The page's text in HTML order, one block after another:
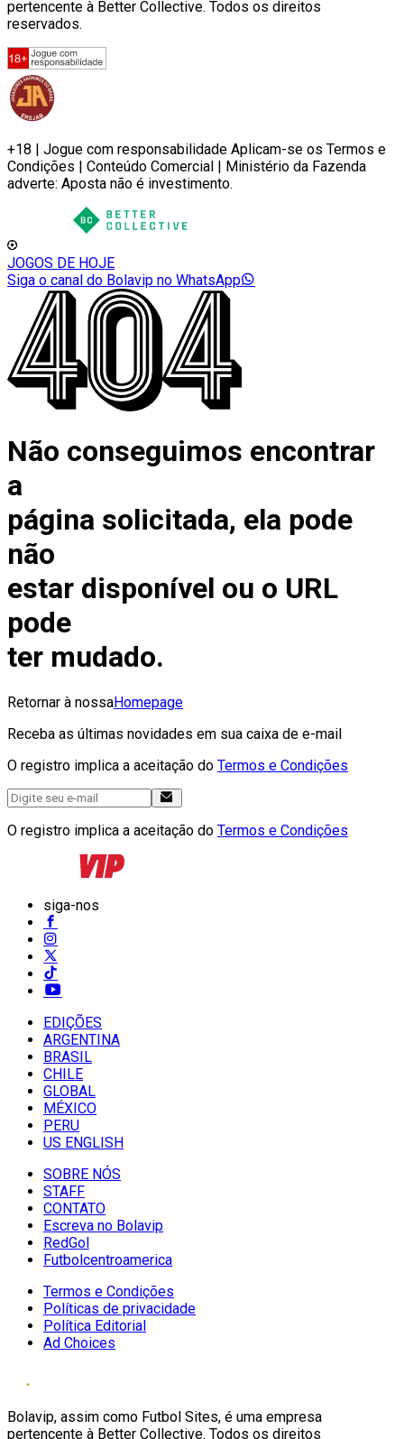
pertencente à Better Collective. Todos os direitos
reservados.
+18 | Jogue com responsabilidade Aplicam-se os Termos e
Condições | Conteúdo Comercial | Ministério da Fazenda
adverte: Aposta não é investimento.
JOGOS DE HOJE
Siga o canal do Bolavip no WhatsApp
Não conseguimos encontrar
a
página solicitada, ela pode
não
estar disponível ou o URL
pode
ter mudado.
Retornar à nossaHomepage
Receba as últimas novidades em sua caixa de e-mail
O registro implica a aceitação do Termos e Condições
O registro implica a aceitação do Termos e Condições
siga-nos
EDIÇÕES
ARGENTINA
BRASIL
CHILE
GLOBAL
MÉXICO
PERU
US ENGLISH
SOBRE NÓS
STAFF
CONTATO
Escreva no Bolavip
RedGol
Futbolcentroamerica
Termos e Condições
Políticas de privacidade
Política Editorial
Ad Choices
Bolavip, assim como Futbol Sites, é uma empresa
pertencente à Better Collective. Todos os direitos